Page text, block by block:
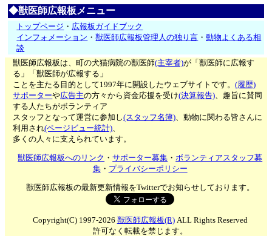
◆獣医師広報板メニュー
トップページ ・ 広報板ガイドブック
インフォメーション ・獣医師広報板管理人の独り言 ・動物よくある相
談
獣医師広報板は、町の犬猫病院の獣医師(主宰者)が「獣医師に広報す
る」「獣医師が広報する」
ことを主たる目的として1997年に開設したウェブサイトです。(履歴)
サポーターや広告主の方々から資金応援を受け(決算報告)、趣旨に賛同
する人たちがボランティア
スタッフとなって運営に参加し(スタッフ名簿)、動物に関わる皆さんに
利用され(ページビュー統計)、
多くの人々に支えられています。
獣医師広報板へのリンク ・サポーター募集 ・ボランティアスタッフ募
集・ プライバシーポリシー
獣医師広報板の最新更新情報をTwitterでお知らせしております。
Copyright(C) 1997-2026 獣医師広報板(R)ALL Rights Reserved
許可なく転載を禁じます。